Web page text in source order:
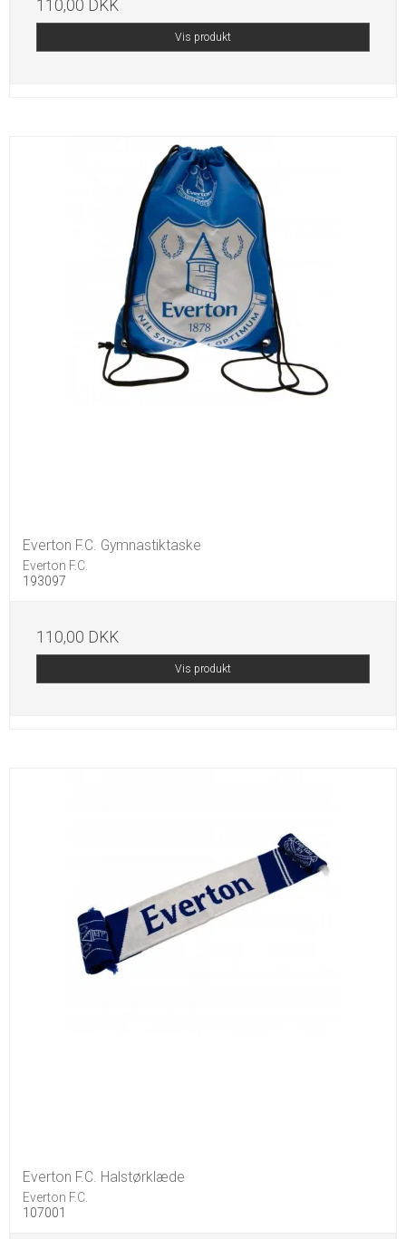
110,00 DKK
Vis produkt
Everton F.C. Gymnastiktaske
Everton F.C.
193097
110,00 DKK
Vis produkt
Everton F.C. Halstørklæde
Everton F.C.
107001